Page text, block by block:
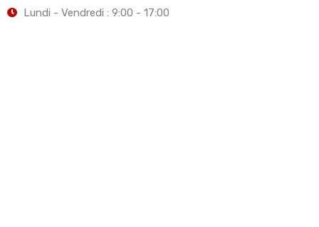
Lundi - Vendredi : 9:00 - 17:00